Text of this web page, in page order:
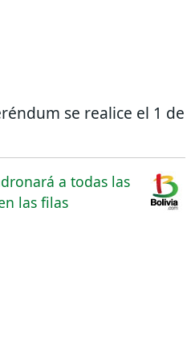
se realice el 1 de